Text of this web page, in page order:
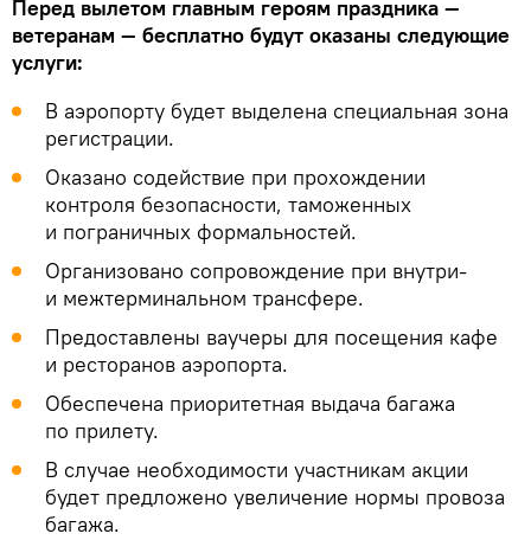
Перед вылетом главным героям праздника —
ветеранам — бесплатно будут оказаны следующие
услуги:
В аэропорту будет выделена специальная зона
регистрации.
Оказано содействие при прохождении
контроля безопасности, таможенных
и пограничных формальностей.
Организовано сопровождение при внутри-
и межтерминальном трансфере.
Предоставлены ваучеры для посещения кафе
и ресторанов аэропорта.
Обеспечена приоритетная выдача багажа
по прилету.
В случае необходимости участникам акции
будет предложено увеличение нормы провоза
багажа.